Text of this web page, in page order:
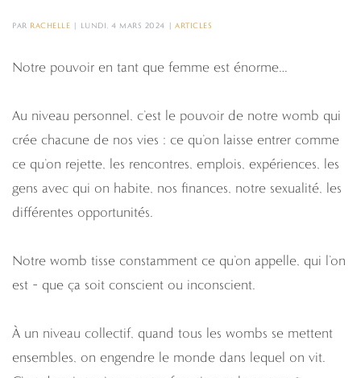
PAR RACHELLE | LUNDI, 4 MARS 2024 | ARTICLES
Notre pouvoir en tant que femme est énorme…
Au niveau personnel, c’est le pouvoir de notre womb qui
crée chacune de nos vies : ce qu’on laisse entrer comme
ce qu’on rejette, les rencontres, emplois, expériences, les
gens avec qui on habite, nos finances, notre sexualité, les
différentes opportunités.
Notre womb tisse constamment ce qu’on appelle, qui l’on
est – que ça soit conscient ou inconscient.
À un niveau collectif, quand tous les wombs se mettent
ensembles, on engendre le monde dans lequel on vit.